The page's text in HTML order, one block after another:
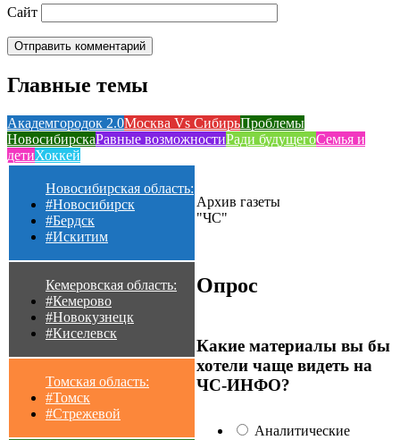
Сайт
Главные темы
Академгородок 2.0Москва Vs СибирьПроблемы
НовосибирскаРавные возможностиРади будущегоСемья и
детиХоккей
Новосибирская область:
#Новосибирск
#Бердск
#Искитим
Кемеровская область:
#Кемерово
#Новокузнецк
#Киселевск
Томская область:
#Томск
#Стрежевой
Архив газеты
"ЧС"
Опрос
Какие материалы вы бы
хотели чаще видеть на
ЧС-ИНФО?
Аналитические